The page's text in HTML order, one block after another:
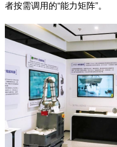
者按需调用的“能力矩阵”。